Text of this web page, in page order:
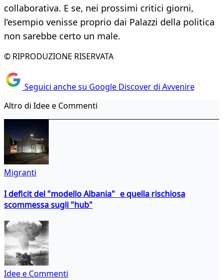
collaborativa. E se, nei prossimi critici giorni,
l’esempio venisse proprio dai Palazzi della politica
non sarebbe certo un male.
© RIPRODUZIONE RISERVATA
Seguici anche su Google Discover di Avvenire
Altro di Idee e Commenti
Migranti
I deficit del "modello Albania" e quella rischiosa
scommessa sugli "hub"
Idee e Commenti